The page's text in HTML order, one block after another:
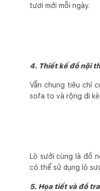
tươi mới mỗi ngày.
4. Thiết kế đồ nội
Vẫn chung tiêu chí
sofa to và rộng đi
Lò sưởi cùng là đồ
có thể sử dụng lò
5. Họa tiết và đồ